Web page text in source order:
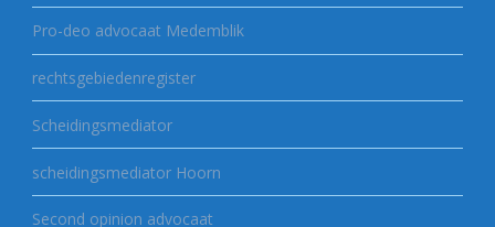
Pro-deo advocaat Medemblik
rechtsgebiedenregister
Scheidingsmediator
scheidingsmediator Hoorn
Second opinion advocaat